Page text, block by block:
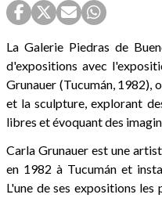
La Galerie Piedras de
d'expositions avec
Grunauer (Tucumán, 1982),
et la sculpture, explorant
libres et évoquant des
Carla Grunauer est une
en 1982 à Tucumán et
L'une de ses expositions